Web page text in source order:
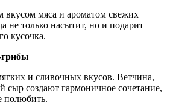
вкусом мяса и ароматом свежих
не только насытит, но и подарит
кусочка.
грибы
и сливочных вкусов. Ветчина,
сыр создают гармоничное сочетание,
полюбить.